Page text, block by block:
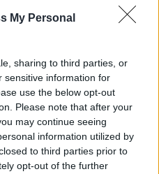
My Personal
sharing to third parties, or
sensitive information for
use the below opt-out
Please note that after your
may continue seeing
information utilized by
to third parties prior to
opt-out of the further
Φορτέτσα: Τρεις μέρες
την παραλία των Ανωγείων
σύνδεση του